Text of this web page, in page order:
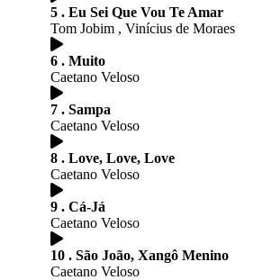
5 . Eu Sei Que Vou Te Amar
Tom Jobim , Vinícius de Moraes
6 . Muito
Caetano Veloso
7 . Sampa
Caetano Veloso
8 . Love, Love, Love
Caetano Veloso
9 . Cá-Já
Caetano Veloso
10 . São João, Xangô Menino
Caetano Veloso